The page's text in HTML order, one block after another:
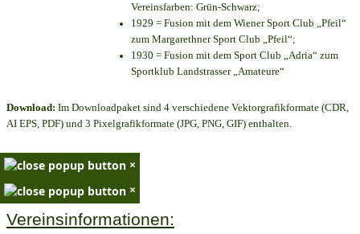
Vereinsfarben: Grün-Schwarz;
1929 = Fusion mit dem Wiener Sport Club „Pfeil“
zum Margarethner Sport Club „Pfeil“;
1930 = Fusion mit dem Sport Club „Adria“ zum
Sportklub Landstrasser „Amateure“
Download: Im Downloadpaket sind 4 verschiedene Vektorgrafikformate (CDR,
AI EPS, PDF) und 3 Pixelgrafikformate (JPG, PNG, GIF) enthalten.
×
×
Vereinsinformationen: